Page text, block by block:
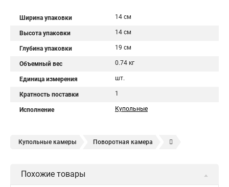
Ширина упаковки 14 см
Высота упаковки 14 см
Глубина упаковки 19 см
Объемный вес 0.74 кг
Единица измерения шт.
Кратность поставки 1
Исполнение Купольные
Купольные камеры Поворотная камера
Камера видеонаблюдения hikvision
Похожие товары